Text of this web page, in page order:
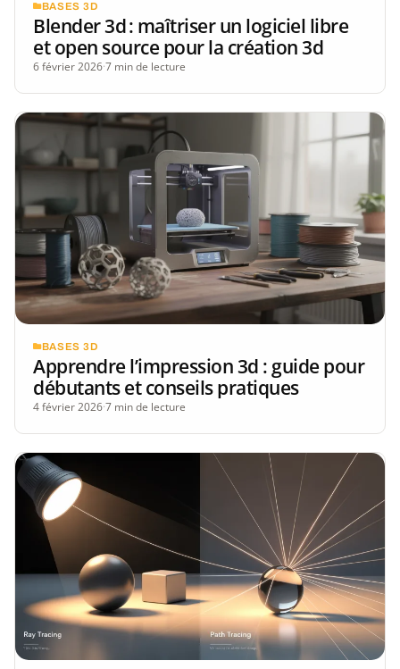
BASES 3D
Blender 3d : maîtriser un logiciel libre
et open source pour la création 3d
6 février 2026·7 min de lecture
BASES 3D
Apprendre l’impression 3d : guide pour
débutants et conseils pratiques
4 février 2026·7 min de lecture